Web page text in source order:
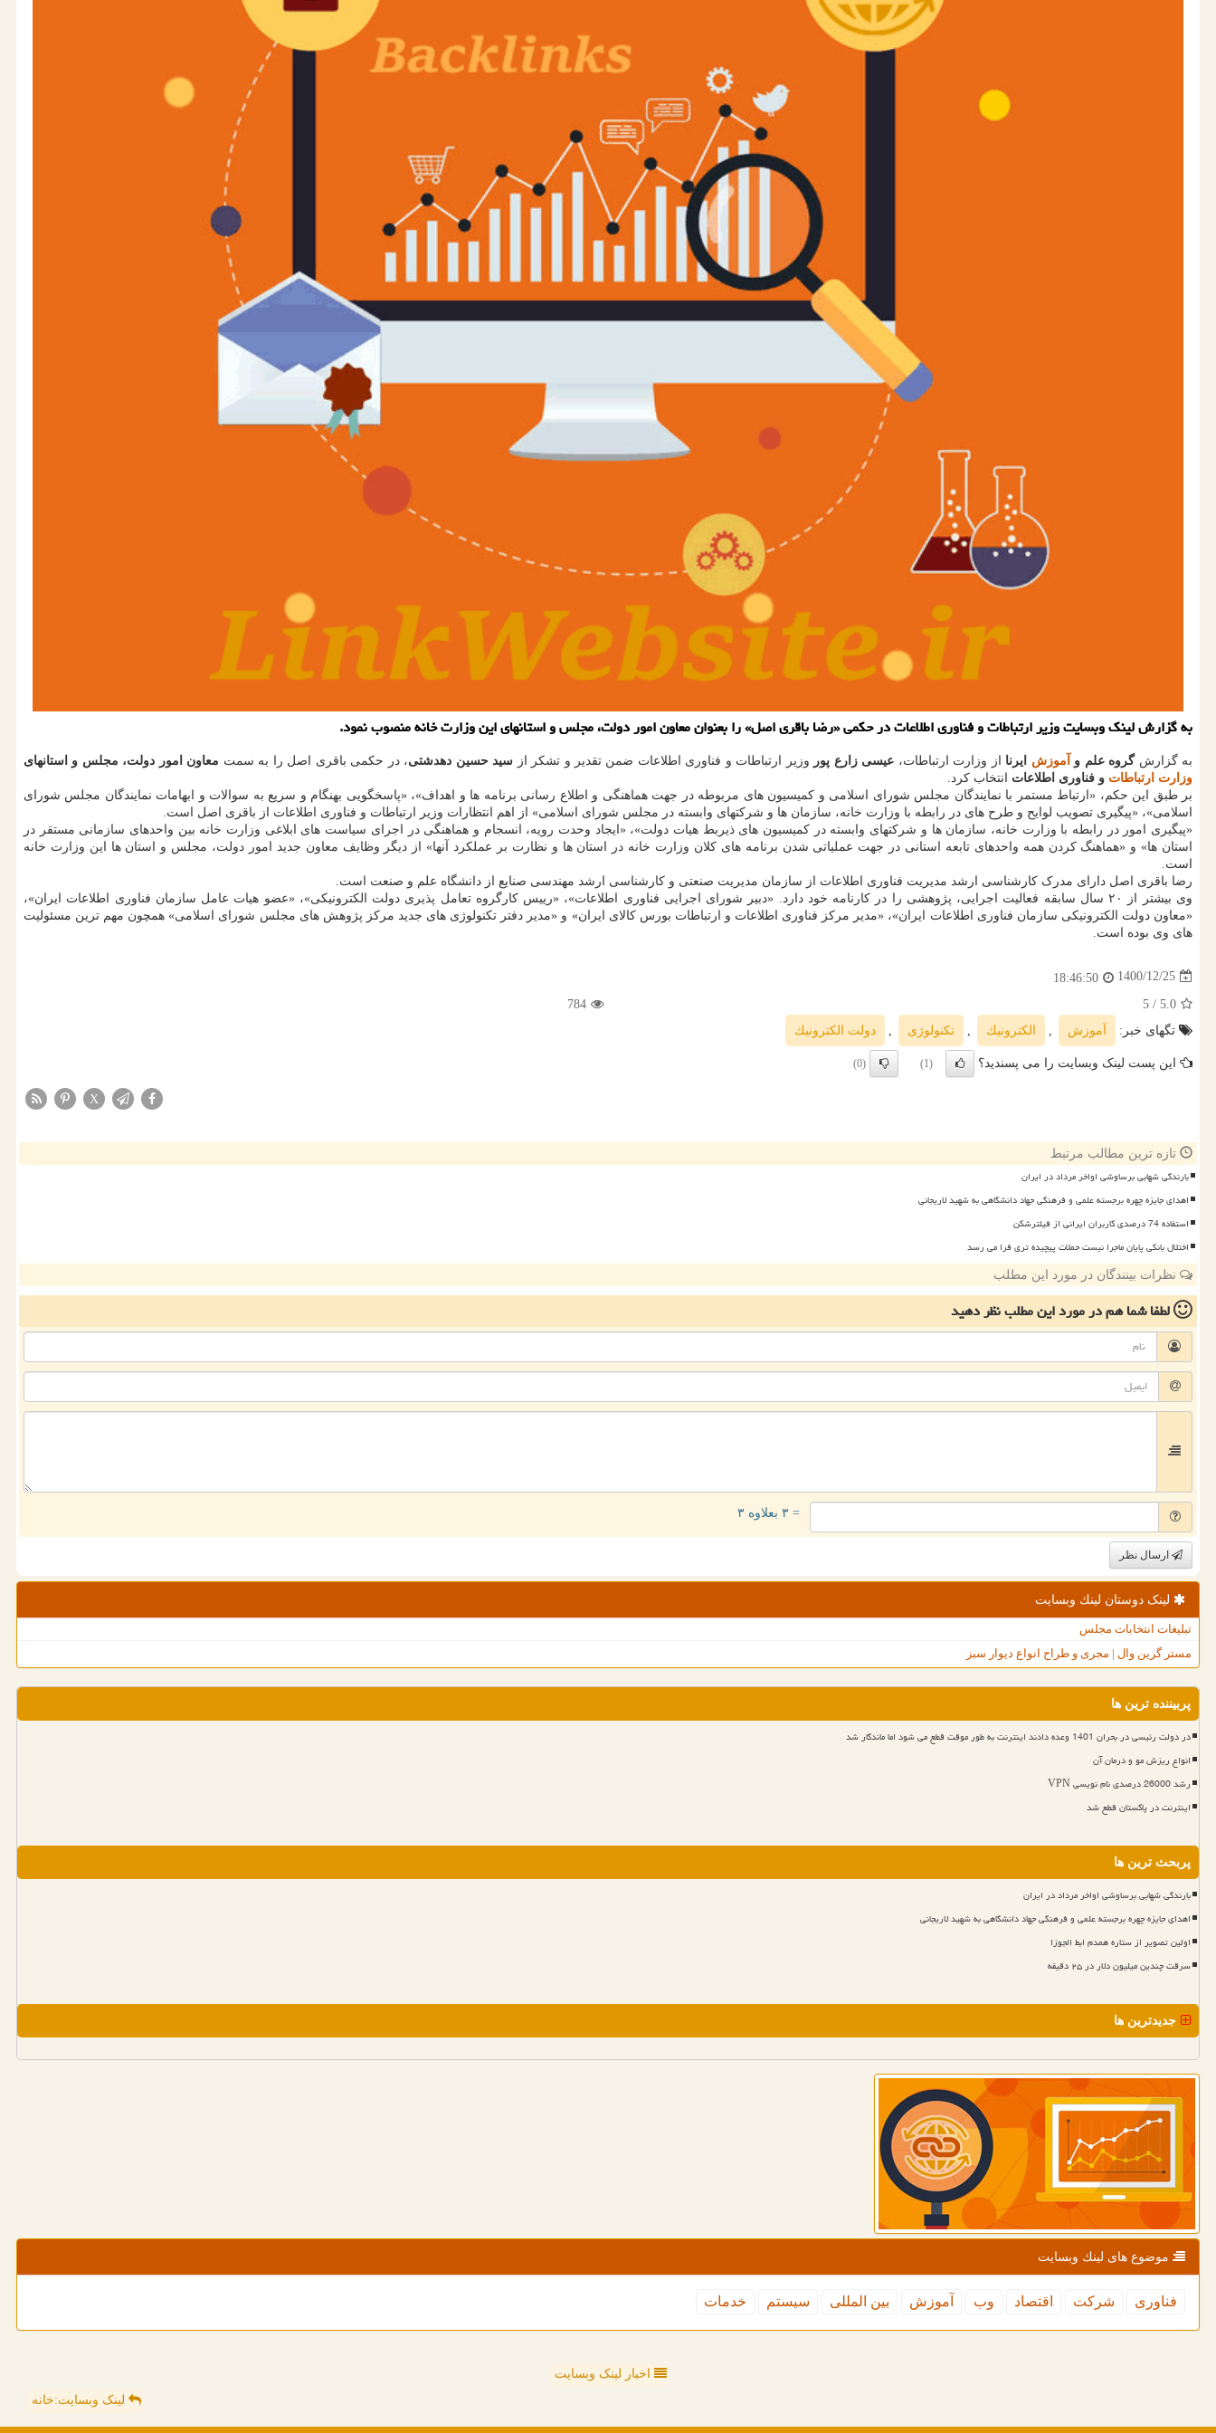
به گزارش لینک وبسایت وزیر ارتباطات و فناوری اطلاعات در حکمی «رضا باقری اصل» را بعنوان معاون امور دولت، مجلس و استانهای این وزارت خانه منصوب نمود.
به گزارشگروه علم و آموزش ایرنا از وزارت ارتباطات، عیسی زارع پور وزیر ارتباطات و فناوری اطلاعات ضمن تقدیر و تشکر از سید حسین دهدشتی، در حکمی باقری اصل را به سمت معاون امور دولت، مجلس و استانهای
وزارت ارتباطات و فناوری اطلاعات انتخاب کرد.
بر طبق این حکم، «ارتباط مستمر با نمایندگان مجلس شورای اسلامی و کمیسیون های مربوطه در جهت هماهنگی و اطلاع رسانی برنامه ها و اهداف»، «پاسخگویی بهنگام و سریع به سوالات و ابهامات نمایندگان مجلس شورای
اسلامی»، «پیگیری تصویب لوایح و طرح های در رابطه با وزارت خانه، سازمان ها و شرکتهای وابسته در مجلس شورای اسلامی» از اهم انتظارات وزیر ارتباطات و فناوری اطلاعات از باقری اصل است.
«پیگیری امور در رابطه با وزارت خانه، سازمان ها و شرکتهای وابسته در کمیسیون های ذیربط هیات دولت»، «ایجاد وحدت رویه، انسجام و هماهنگی در اجرای سیاست های ابلاغی وزارت خانه بین واحدهای سازمانی مستقر در
استان ها» و «هماهنگ کردن همه واحدهای تابعه استانی در جهت عملیاتی شدن برنامه های کلان وزارت خانه در استان ها و نظارت بر عملکرد آنها» از دیگر وظایف معاون جدید امور دولت، مجلس و استان ها این وزارت خانه
است.
رضا باقری اصل دارای مدرک کارشناسی ارشد مدیریت فناوری اطلاعات از سازمان مدیریت صنعتی و کارشناسی ارشد مهندسی صنایع از دانشگاه علم و صنعت است.
وی بیشتر از ۲۰ سال سابقه فعالیت اجرایی، پژوهشی را در کارنامه خود دارد. «دبیر شورای اجرایی فناوری اطلاعات»، «رییس کارگروه تعامل پذیری دولت الکترونیکی»، «عضو هیات عامل سازمان فناوری اطلاعات ایران»،
«معاون دولت الکترونیکی سازمان فناوری اطلاعات ایران»، «مدیر مرکز فناوری اطلاعات و ارتباطات بورس کالای ایران» و «مدیر دفتر تکنولوژی های جدید مرکز پژوهش های مجلس شورای اسلامی» همچون مهم ترین مسئولیت
های وی بوده است.
1400/12/25
18:46:50
5.0
/ 5
784
تگهای خبر:
آموزش الكترونیك تكنولوژی دولت الكترونیك
این پست لینک وبسایت را می پسندید؟ (1)
(0)
X
تازه ترین مطالب مرتبط
بارندگی شهابی برساوشی اواخر مرداد در ایران
اهدای جایزه چهره برجسته علمی و فرهنگی جهاد دانشگاهی به شهید لاریجانی
استفاده 74 درصدی کاربران ایرانی از فیلترشکن
اختلال بانکی پایان ماجرا نیست حملات پیچیده تری فرا می رسد
نظرات بینندگان در مورد این مطلب
لطفا شما همدر مورد این مطلبنظر دهید
= ۳ بعلاوه ۳
ارسال نظر
لینک دوستان لینك وبسایت
تبلیغات انتخابات مجلس
مستر گرین وال | مجری و طراح انواع دیوار سبز
پربیننده ترین ها
در دولت رئیسی در بحران 1401 وعده دادند اینترنت به طور موقت قطع می شود اما ماندگار شد
انواع ریزش مو و درمان آن
رشد 26000 درصدی نام نویسی VPN
اینترنت در پاکستان قطع شد
پربحث ترین ها
بارندگی شهابی برساوشی اواخر مرداد در ایران
اهدای جایزه چهره برجسته علمی و فرهنگی جهاد دانشگاهی به شهید لاریجانی
اولین تصویر از ستاره همدم ابط الجوزا
سرقت چندین میلیون دلار در ۲۵ دقیقه
جدیدترین ها
موضوع های لینك وبسایت
فناوری شركت اقتصاد وب آموزش بین المللی سیستم خدمات
اخبار لینک وبسایت
لینک وبسایت:خانه